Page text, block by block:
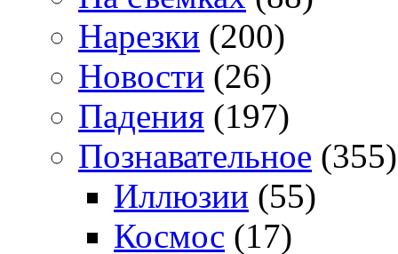
Нарезки (200)
Новости (26)
Падения (197)
Познавательное (355)
Иллюзии (55)
Космос (17)